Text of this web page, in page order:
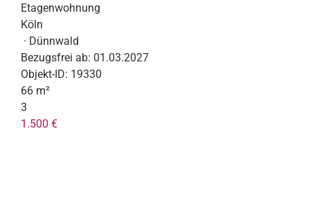
Etagenwohnung
Köln
· Dünnwald
Bezugsfrei ab: 01.03.2027
Objekt-ID: 19330
66 m²
3
1.500 €